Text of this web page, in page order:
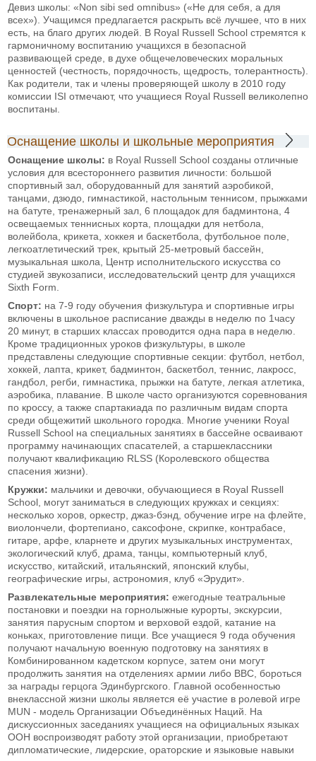
Девиз школы: «Non sibi sed omnibus» («Не для себя, а для
всех»). Учащимся предлагается раскрыть всё лучшее, что в них
есть, на благо других людей. В Royal Russell School стремятся к
гармоничному воспитанию учащихся в безопасной
развивающей среде, в духе общечеловеческих моральных
ценностей (честность, порядочность, щедрость, толерантность).
Как родители, так и члены проверяющей школу в 2010 году
комиссии ISI отмечают, что учащиеся Royal Russell великолепно
воспитаны.
Оснащение школы и школьные мероприятия
Оснащение школы: в Royal Russell School созданы отличные
условия для всестороннего развития личности: большой
спортивный зал, оборудованный для занятий аэробикой,
танцами, дзюдо, гимнастикой, настольным теннисом, прыжками
на батуте, тренажерный зал, 6 площадок для бадминтона, 4
освещаемых теннисных корта, площадки для нетбола,
волейбола, крикета, хоккея и баскетбола, футбольное поле,
легкоатлетический трек, крытый 25-метровый бассейн,
музыкальная школа, Центр исполнительского искусства со
студией звукозаписи, исследовательский центр для учащихся
Sixth Form.
Спорт: на 7-9 году обучения физкультура и спортивные игры
включены в школьное расписание дважды в неделю по 1часу
20 минут, в старших классах проводится одна пара в неделю.
Кроме традиционных уроков физкультуры, в школе
представлены следующие спортивные секции: футбол, нетбол,
хоккей, лапта, крикет, бадминтон, баскетбол, теннис, лакросс,
гандбол, регби, гимнастика, прыжки на батуте, легкая атлетика,
аэробика, плавание. В школе часто организуются соревнования
по кроссу, а также спартакиада по различным видам спорта
среди общежитий школьного городка. Многие ученики Royal
Russell School на специальных занятиях в бассейне осваивают
программу начинающих спасателей, а старшеклассники
получают квалификацию RLSS (Королевского общества
спасения жизни).
Кружки: мальчики и девочки, обучающиеся в Royal Russell
School, могут заниматься в следующих кружках и секциях:
несколько хоров, оркестр, джаз-бэнд, обучение игре на флейте,
виолончели, фортепиано, саксофоне, скрипке, контрабасе,
гитаре, арфе, кларнете и других музыкальных инструментах,
экологический клуб, драма, танцы, компьютерный клуб,
искусство, китайский, итальянский, японский клубы,
географические игры, астрономия, клуб «Эрудит».
Развлекательные мероприятия: ежегодные театральные
постановки и поездки на горнолыжные курорты, экскурсии,
занятия парусным спортом и верховой ездой, катание на
коньках, приготовление пищи. Все учащиеся 9 года обучения
получают начальную военную подготовку на занятиях в
Комбинированном кадетском корпусе, затем они могут
продолжить занятия на отделениях армии либо ВВС, бороться
за награды герцога Эдинбургского. Главной особенностью
внеклассной жизни школы является её участие в ролевой игре
MUN - модель Организации Объединённых Наций. На
дискуссионных заседаниях учащиеся на официальных языках
ООН воспроизводят работу этой организации, приобретают
дипломатические, лидерские, ораторские и языковые навыки